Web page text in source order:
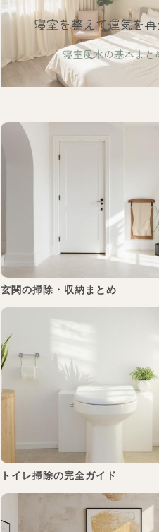
玄関の掃除・収納まとめ
トイレ掃除の完全ガイド